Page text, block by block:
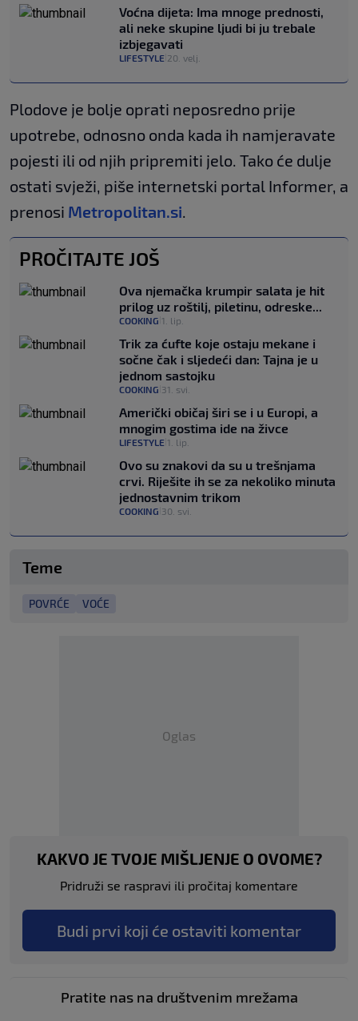
Voćna dijeta: Ima mnoge prednosti,
ali neke skupine ljudi bi ju trebale
izbjegavati
LIFESTYLE 20. velj.
Plodove je bolje oprati neposredno prije
upotrebe, odnosno onda kada ih namjeravate
pojesti ili od njih pripremiti jelo. Tako će dulje
ostati svježi, piše internetski portal Informer, a
prenosi Metropolitan.si.
PROČITAJTE JOŠ
Ova njemačka krumpir salata je hit
prilog uz roštilj, piletinu, odreske...
COOKING 1. lip.
Trik za ćufte koje ostaju mekane i
sočne čak i sljedeći dan: Tajna je u
jednom sastojku
COOKING 31. svi.
Američki običaj širi se i u Europi, a
mnogim gostima ide na živce
LIFESTYLE 1. lip.
Ovo su znakovi da su u trešnjama
crvi. Riješite ih se za nekoliko minuta
jednostavnim trikom
COOKING 30. svi.
Teme
POVRĆE VOĆE
Oglas
KAKVO JE TVOJE MIŠLJENJE O OVOME?
Pridruži se raspravi ili pročitaj komentare
Budi prvi koji će ostaviti komentar
Pratite nas na društvenim mrežama